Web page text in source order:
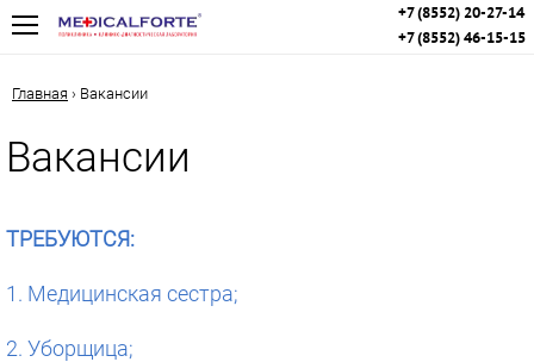
Главная › Вакансии
Вакансии
ТРЕБУЮТСЯ:
1. Медицинская сестра;
2. Уборщица;
+7 (8552) 20-27-14
+7 (8552) 46-15-15